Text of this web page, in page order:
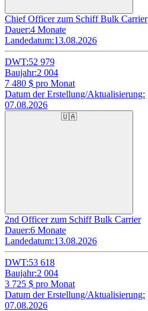
Chief Officer zum Schiff Bulk Carrier
Dauer:4 Monate
Landedatum:13.08.2026
DWT:52 979
Baujahr:2 004
7 480 $ pro Monat
Datum der Erstellung/Aktualisierung:
07.08.2026
🇺🇦
2nd Officer zum Schiff Bulk Carrier
Dauer:6 Monate
Landedatum:13.08.2026
DWT:53 618
Baujahr:2 004
3 725 $ pro Monat
Datum der Erstellung/Aktualisierung:
07.08.2026